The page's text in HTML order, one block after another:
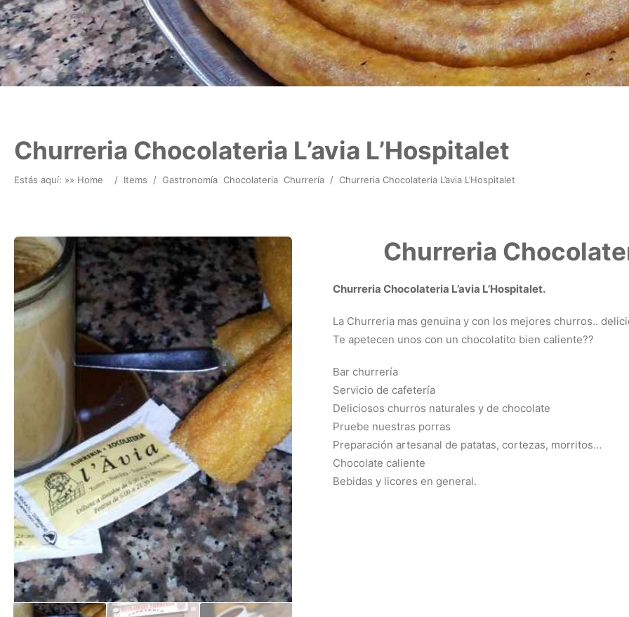
Churreria Chocolateria L’avia L’Hospitalet
Estás aquí: »» Home / Items / Gastronomía Chocolateria Churrería / Churreria Chocolateria L’avia L’Hospitalet
Churreria
Churreria Chocolateria L’avia L’Hospitalet.
La Churreria mas genuina y con los mejores churros..
Te apetecen unos con un chocolatito bien caliente??
Bar churrería
Servicio de cafetería
Deliciosos churros naturales y de chocolate
Pruebe nuestras porras
Preparación artesanal de patatas, cortezas, morritos…
Chocolate caliente
Bebidas y licores en general.